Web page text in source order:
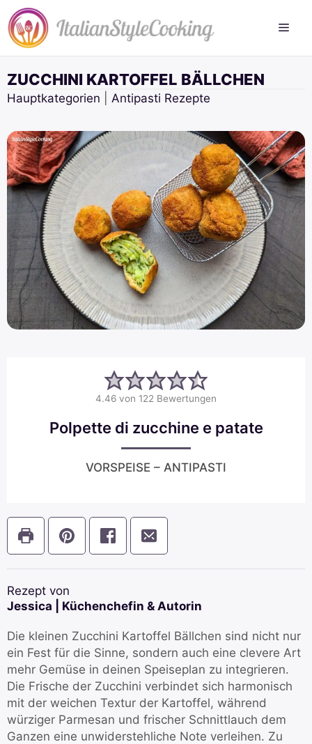
Zum
Inhalt
springen
ZUCCHINI KARTOFFEL BÄLLCHEN
Hauptkategorien Antipasti Rezepte
4.46 von 122 Bewertungen
Polpette di zucchine e patate
VORSPEISE – ANTIPASTI
Rezept von
Jessica | Küchenchefin & Autorin
Die kleinen Zucchini Kartoffel Bällchen sind nicht nur
ein Fest für die Sinne, sondern auch eine clevere Art
mehr Gemüse in deinen Speiseplan zu integrieren.
Die Frische der Zucchini verbindet sich harmonisch
mit der weichen Textur der Kartoffel, während
würziger Parmesan und frischer Schnittlauch dem
Ganzen eine unwiderstehliche Note verleihen. Zu